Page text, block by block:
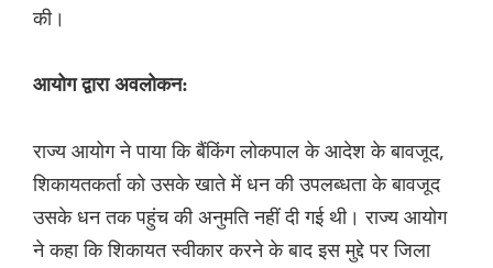
की।
आयोग द्वारा अवलोकन:
राज्य आयोग ने पाया कि बैंकिंग लोकपाल के आदेश के बावजूद,
शिकायतकर्ता को उसके खाते में धन की उपलब्धता के बावजूद
उसके धन तक पहुंच की अनुमति नहीं दी गई थी। राज्य आयोग
ने कहा कि शिकायत स्वीकार करने के बाद इस मुद्दे पर जिला